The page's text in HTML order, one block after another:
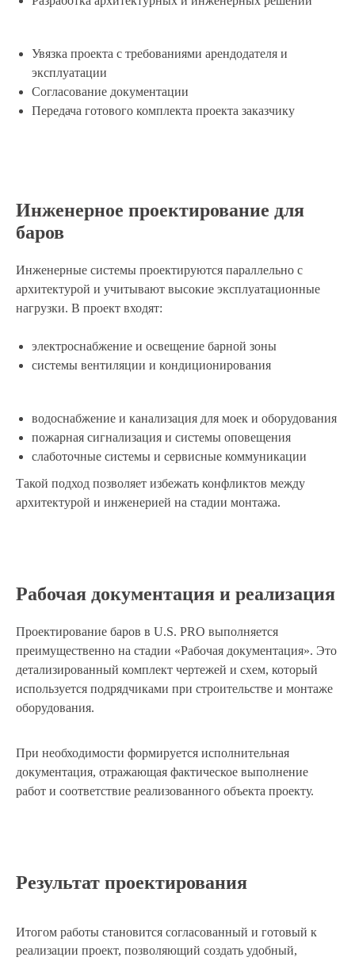
Увязка проекта с требованиями арендодателя и
эксплуатации
Согласование документации
Передача готового комплекта проекта заказчику
Инженерное проектирование для
баров
Инженерные системы проектируются параллельно с
архитектурой и учитывают высокие эксплуатационные
нагрузки. В проект входят:
электроснабжение и освещение барной зоны
системы вентиляции и кондиционирования
водоснабжение и канализация для моек и оборудования
пожарная сигнализация и системы оповещения
слаботочные системы и сервисные коммуникации
Такой подход позволяет избежать конфликтов между
архитектурой и инженерией на стадии монтажа.
Рабочая документация и реализация
Проектирование баров в U.S. PRO выполняется
преимущественно на стадии «Рабочая документация». Это
детализированный комплект чертежей и схем, который
используется подрядчиками при строительстве и монтаже
оборудования.
При необходимости формируется исполнительная
документация, отражающая фактическое выполнение
работ и соответствие реализованного объекта проекту.
Результат проектирования
Итогом работы становится согласованный и готовый к
реализации проект, позволяющий создать удобный,
фирменный стиль?
Нет
60
помещения:
Исполнительный
директор
Дмитрий
Макаров
Проект чего вы хотите
получить?
Заполнив форму вы
получите индивидуальное
предложение
Нажимая кнопку “Получить” Вы соглашаетесь на